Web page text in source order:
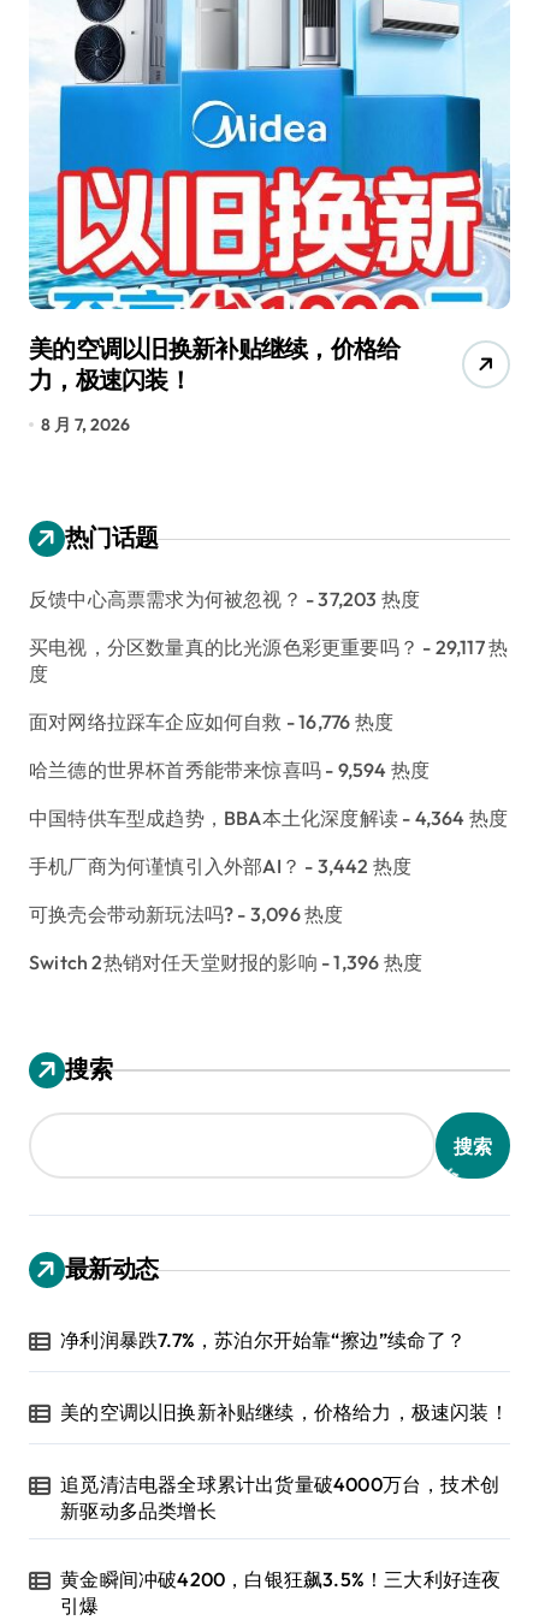
美的空调以旧换新补贴继续，价格给
力，极速闪装！
8 月 7, 2026
热门话题
反馈中心高票需求为何被忽视？ - 37,203 热度
买电视，分区数量真的比光源色彩更重要吗？ - 29,117 热
度
面对网络拉踩车企应如何自救 - 16,776 热度
哈兰德的世界杯首秀能带来惊喜吗 - 9,594 热度
中国特供车型成趋势，BBA本土化深度解读 - 4,364 热度
手机厂商为何谨慎引入外部AI？ - 3,442 热度
可换壳会带动新玩法吗? - 3,096 热度
Switch 2热销对任天堂财报的影响 - 1,396 热度
搜索
搜索
最新动态
净利润暴跌7.7%，苏泊尔开始靠“擦边”续命了？
美的空调以旧换新补贴继续，价格给力，极速闪装！
追觅清洁电器全球累计出货量破4000万台，技术创
新驱动多品类增长
黄金瞬间冲破4200，白银狂飙3.5%！三大利好连夜
引爆